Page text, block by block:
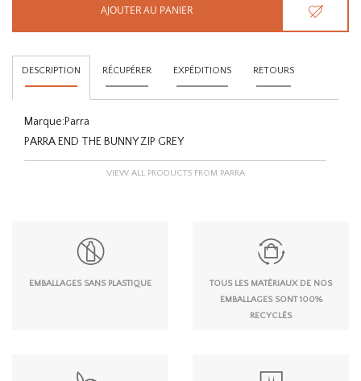
AJOUTER AU PANIER
DESCRIPTION RÉCUPÉRER EXPÉDITIONS RETOURS
Marque:Parra
PARRA END THE BUNNY ZIP GREY
VIEW ALL PRODUCTS FROM PARRA
EMBALLAGES SANS PLASTIQUE
TOUS LES MATÉRIAUX DE NOS
EMBALLAGES SONT 100%
RECYCLÉS